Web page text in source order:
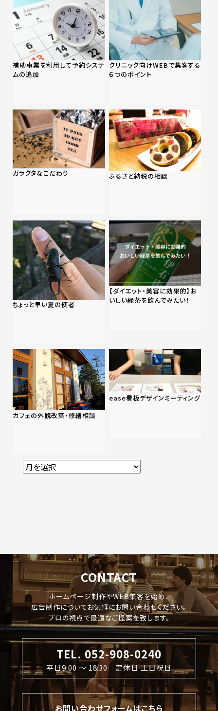
補助事業を利用して予約システ
ムの追加
クリニック向けWEBで集客する
６つのポイント
ガラクタなこだわり ふるさと納税の相談
ちょっと早い夏の使者
【ダイエット・美容に効果的】お
いしい緑茶を飲んでみたい！
カフェの外観改築・修繕相談
ease看板デザインミーティング
CONTACT
ホームページ制作やWEB集客を始め、
広告制作についてお気軽にお問い合わせください。
プロの視点で最適なご提案を致します。
TEL. 052-908-0240
平日9:00 〜 18:30 定休日 土日祝日
お問い合わせフォームはこちら